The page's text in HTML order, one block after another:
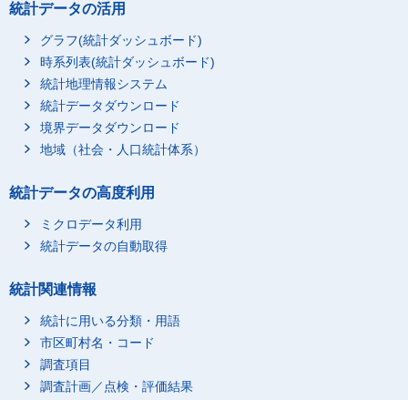
統計データの活用
グラフ(統計ダッシュボード)
時系列表(統計ダッシュボード)
統計地理情報システム
統計データダウンロード
境界データダウンロード
地域（社会・人口統計体系）
統計データの高度利用
ミクロデータ利用
統計データの自動取得
統計関連情報
統計に用いる分類・用語
市区町村名・コード
調査項目
調査計画／点検・評価結果